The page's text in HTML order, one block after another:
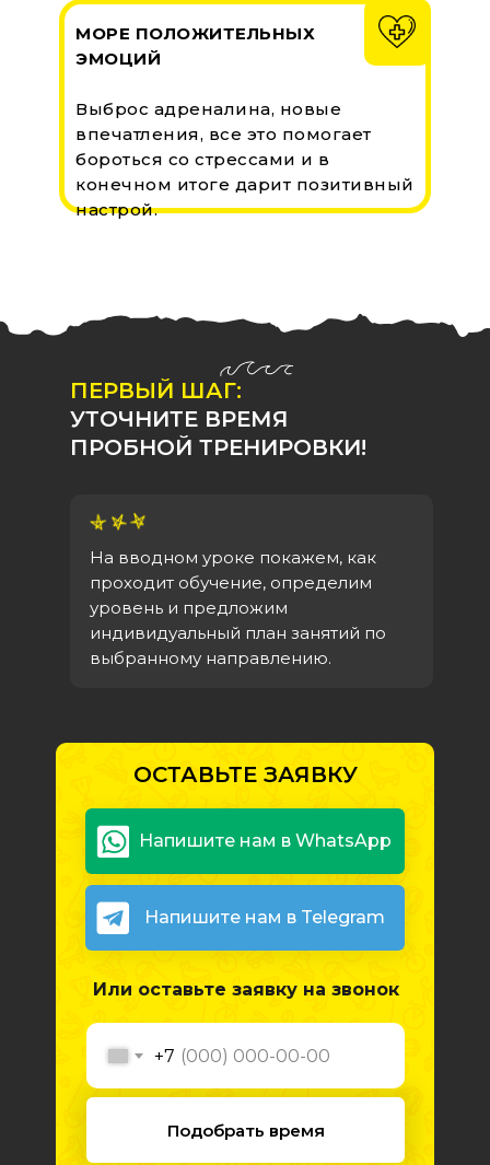
МОРЕ ПОЛОЖИТЕЛЬНЫХ
ЭМОЦИЙ
Выброс адреналина, новые
впечатления, все это помогает
бороться со стрессами и в
конечном итоге дарит позитивный
настрой.
ПЕРВЫЙ ШАГ:
УТОЧНИТЕ ВРЕМЯ
ПРОБНОЙ ТРЕНИРОВКИ!
ОСТАВЬТЕ ЗАЯВКУ
Или оставьте заявку на звонок
Подобрать время
+7
На вводном уроке покажем, как
проходит обучение, определим
уровень и предложим
индивидуальный план занятий по
выбранному направлению.
Напишите нам в WhatsApp
Напишите нам в Telegram